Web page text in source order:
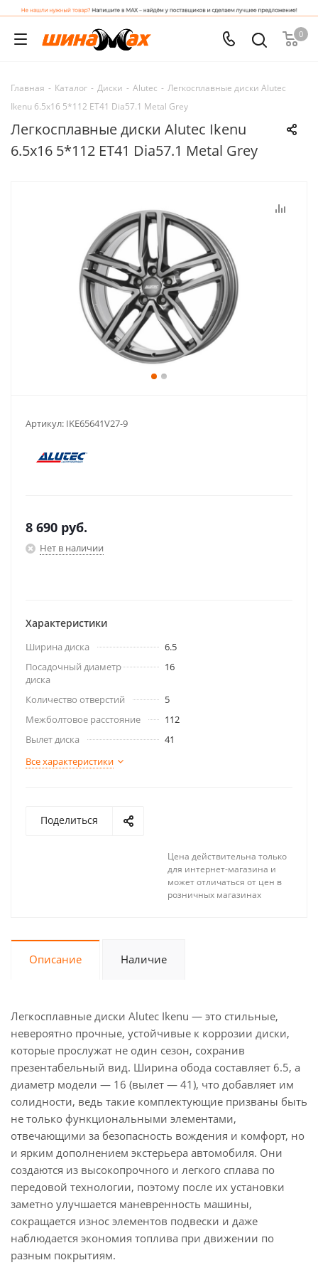
0
Главная - Каталог - Диски - Alutec - Легкосплавные диски Alutec
Ikenu 6.5x16 5*112 ET41 Dia57.1 Metal Grey
Легкосплавные диски Alutec Ikenu
6.5x16 5*112 ET41 Dia57.1 Metal Grey
Артикул: IKE65641V27-9
8 690 руб.
Нет в наличии
Характеристики
Ширина диска
6.5
Посадочный диаметр
диска
16
Количество отверстий
5
Межболтовое расстояние
112
Вылет диска
41
Все характеристики
Поделиться
Цена действительна только
для интернет-магазина и
может отличаться от цен в
розничных магазинах
Описание Наличие
Легкосплавные диски Alutec Ikenu — это стильные,
невероятно прочные, устойчивые к коррозии диски,
которые прослужат не один сезон, сохранив
презентабельный вид. Ширина обода составляет 6.5, а
диаметр модели — 16 (вылет — 41), что добавляет им
солидности, ведь такие комплектующие призваны быть
не только функциональными элементами,
отвечающими за безопасность вождения и комфорт, но
и ярким дополнением экстерьера автомобиля. Они
создаются из высокопрочного и легкого сплава по
передовой технологии, поэтому после их установки
заметно улучшается маневренность машины,
сокращается износ элементов подвески и даже
наблюдается экономия топлива при движении по
разным покрытиям.